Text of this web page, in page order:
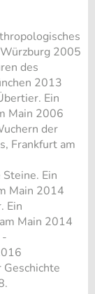
2005
des
2013
Ein
Main 2006
der
Frankfurt am
Ein
Main 2014
Ein
Main 2014
-